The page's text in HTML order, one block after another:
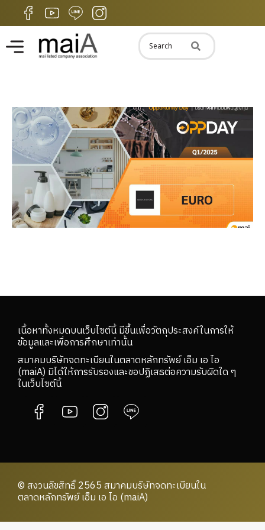
เนื้อหาทั้งหมดบนเว็บไซต์นี้ มีขึ้นเพื่อวัตถุประสงค์ในการให้
ข้อมูลและเพื่อการศึกษาเท่านั้น
สมาคมบริษัทจดทะเบียนในตลาดหลักทรัพย์ เอ็ม เอ ไอ
(maiA) มิได้ให้การรับรองและขอปฏิเสธต่อความรับผิดใด ๆ
ในเว็บไซต์นี้
© สงวนลิขสิทธิ์ 2565 สมาคมบริษัทจดทะเบียนใน
ตลาดหลักทรัพย์ เอ็ม เอ ไอ (maiA)